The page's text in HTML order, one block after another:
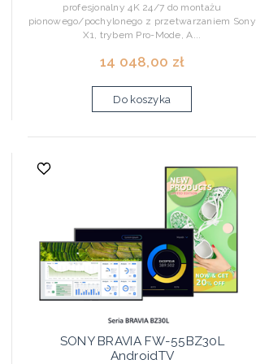
profesjonalny 4K 24/7 do montażu
pionowego/pochylonego z przetwarzaniem Sony
X1, trybem Pro-Mode, A...
14 048,00 zł
Do koszyka
SONY BRAVIA FW-55BZ30L
AndroidTV